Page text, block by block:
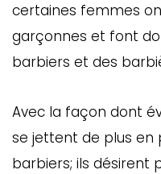
certaines femmes
garçonnes et font
barbiers et des
Avec la façon dont
se jettent de plus en
barbiers; ils désirent